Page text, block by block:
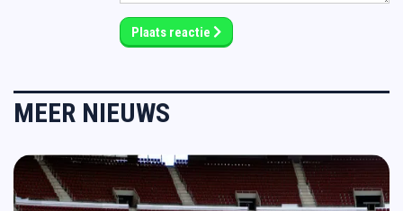
Plaats reactie
MEER NIEUWS